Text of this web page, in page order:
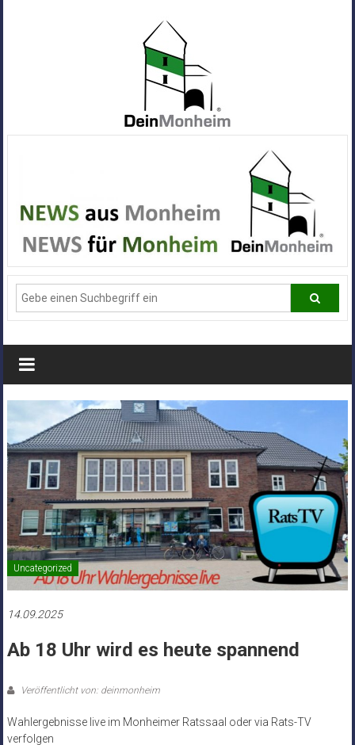
Alle
News
aus
Deiner
Stadt
Monheim
Uncategorized
14.09.2025
Ab 18 Uhr wird es heute spannend
Veröffentlicht von: deinmonheim
Wahlergebnisse live im Monheimer Ratssaal oder via Rats-TV
verfolgen